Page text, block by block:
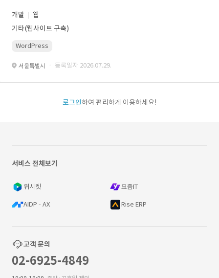
개발
웹
기타(웹사이트 구축)
WordPress
서울특별시 · 등록일자 2026.07.29.
로그인하여 편리하게 이용하세요!
서비스 전체보기
위시켓 요즘IT
AIDP - AX Rise ERP
고객 문의
02-6925-4849